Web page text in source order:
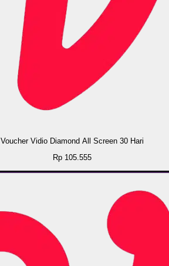
Voucher Vidio Diamond All Screen 30 Hari
Rp 105.555